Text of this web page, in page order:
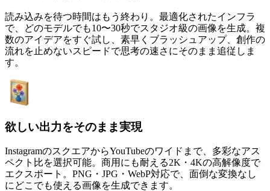
読み込みを待つ時間はもう終わり。最適化されたインフラ
で、どのモデルでも10〜30秒でスタジオ級の画像を生成。複
数のアイデアをすぐ試し、素早くブラッシュアップ、創作の
流れを止めないスピードで思考の速さにそのまま追従しま
す。
欲しい出力をそのまま実現
InstagramのスクエアからYouTubeのワイドまで、多彩なアス
ペクト比を選択可能。商用にも耐える2K・4Kの高解像度で
エクスポート。PNG・JPG・WebP対応で、面倒な変換なし
にどこでも使える画像を生成できます。